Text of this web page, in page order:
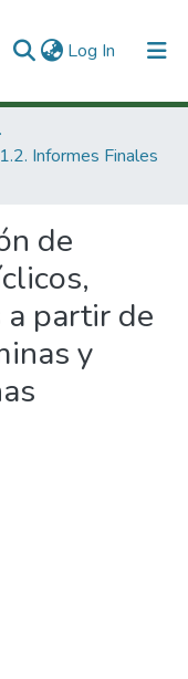
Log In (current)
Informes Finales
de
partir de
y